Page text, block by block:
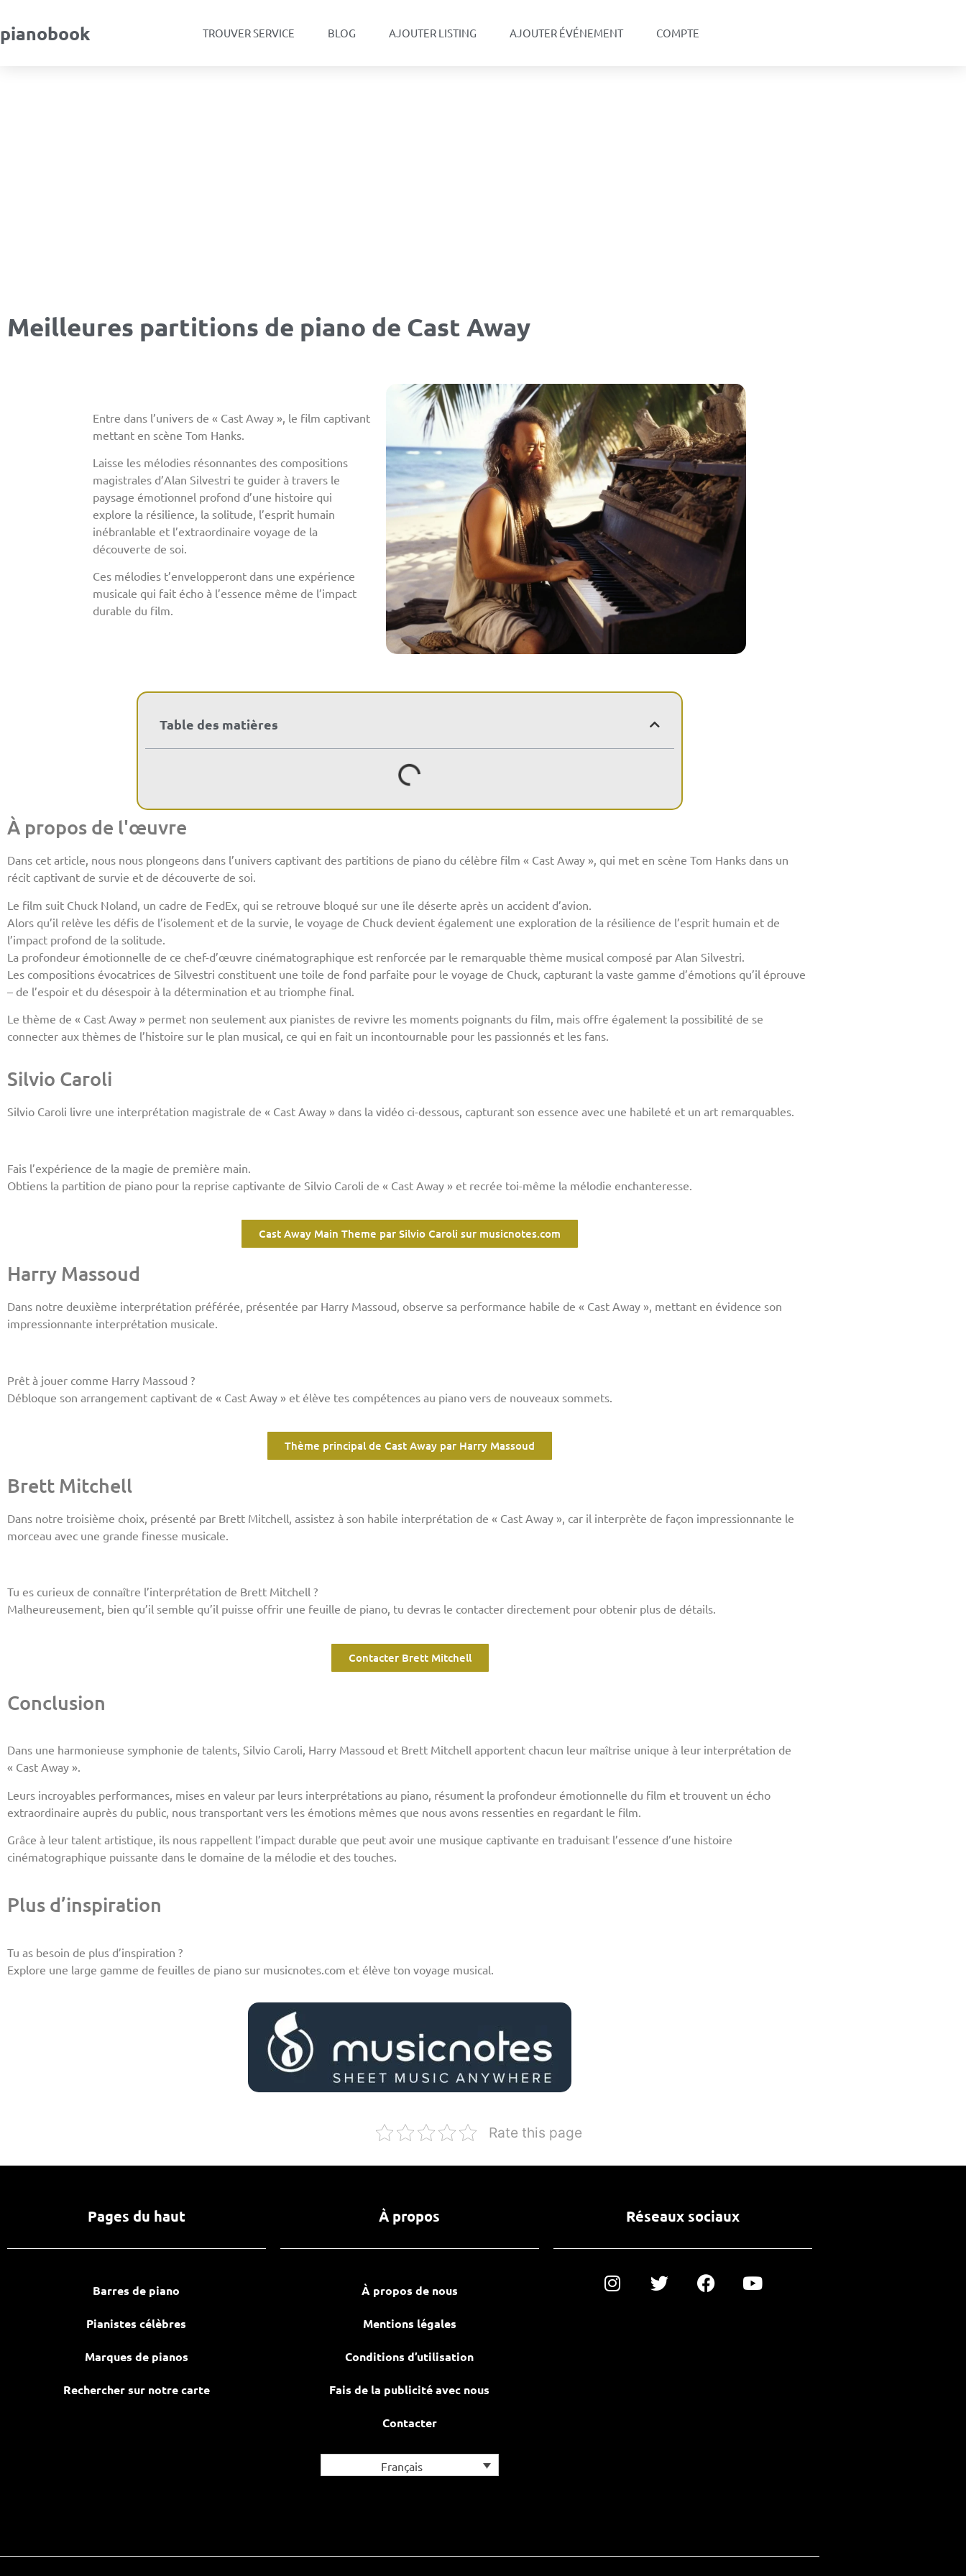
pianobook TROUVER SERVICE BLOG AJOUTER LISTING AJOUTER ÉVÉNEMENT COMPTE
Meilleures partitions de piano de Cast Away
Entre dans l’univers de « Cast Away », le film captivant
mettant en scène Tom Hanks.
Laisse les mélodies résonnantes des compositions
magistrales d’Alan Silvestri te guider à travers le
paysage émotionnel profond d’une histoire qui
explore la résilience, la solitude, l’esprit humain
inébranlable et l’extraordinaire voyage de la
découverte de soi.
Ces mélodies t’envelopperont dans une expérience
musicale qui fait écho à l’essence même de l’impact
durable du film.
Table des matières
À propos de l'œuvre
Dans cet article, nous nous plongeons dans l’univers captivant des partitions de piano du célèbre film « Cast Away », qui met en scène Tom Hanks dans un
récit captivant de survie et de découverte de soi.
Le film suit Chuck Noland, un cadre de FedEx, qui se retrouve bloqué sur une île déserte après un accident d’avion.
Alors qu’il relève les défis de l’isolement et de la survie, le voyage de Chuck devient également une exploration de la résilience de l’esprit humain et de
l’impact profond de la solitude.
La profondeur émotionnelle de ce chef-d’œuvre cinématographique est renforcée par le remarquable thème musical composé par Alan Silvestri.
Les compositions évocatrices de Silvestri constituent une toile de fond parfaite pour le voyage de Chuck, capturant la vaste gamme d’émotions qu’il éprouve
– de l’espoir et du désespoir à la détermination et au triomphe final.
Le thème de « Cast Away » permet non seulement aux pianistes de revivre les moments poignants du film, mais offre également la possibilité de se
connecter aux thèmes de l’histoire sur le plan musical, ce qui en fait un incontournable pour les passionnés et les fans.
Silvio Caroli
Silvio Caroli livre une interprétation magistrale de « Cast Away » dans la vidéo ci-dessous, capturant son essence avec une habileté et un art remarquables.
Fais l’expérience de la magie de première main.
Obtiens la partition de piano pour la reprise captivante de Silvio Caroli de « Cast Away » et recrée toi-même la mélodie enchanteresse.
Cast Away Main Theme par Silvio Caroli sur musicnotes.com
Harry Massoud
Dans notre deuxième interprétation préférée, présentée par Harry Massoud, observe sa performance habile de « Cast Away », mettant en évidence son
impressionnante interprétation musicale.
Prêt à jouer comme Harry Massoud ?
Débloque son arrangement captivant de « Cast Away » et élève tes compétences au piano vers de nouveaux sommets.
Thème principal de Cast Away par Harry Massoud
Brett Mitchell
Dans notre troisième choix, présenté par Brett Mitchell, assistez à son habile interprétation de « Cast Away », car il interprète de façon impressionnante le
morceau avec une grande finesse musicale.
Tu es curieux de connaître l’interprétation de Brett Mitchell ?
Malheureusement, bien qu’il semble qu’il puisse offrir une feuille de piano, tu devras le contacter directement pour obtenir plus de détails.
Contacter Brett Mitchell
Conclusion
Dans une harmonieuse symphonie de talents, Silvio Caroli, Harry Massoud et Brett Mitchell apportent chacun leur maîtrise unique à leur interprétation de
« Cast Away ».
Leurs incroyables performances, mises en valeur par leurs interprétations au piano, résument la profondeur émotionnelle du film et trouvent un écho
extraordinaire auprès du public, nous transportant vers les émotions mêmes que nous avons ressenties en regardant le film.
Grâce à leur talent artistique, ils nous rappellent l’impact durable que peut avoir une musique captivante en traduisant l’essence d’une histoire
cinématographique puissante dans le domaine de la mélodie et des touches.
Plus d’inspiration
Tu as besoin de plus d’inspiration ?
Explore une large gamme de feuilles de piano sur musicnotes.com et élève ton voyage musical.
Rate this page
Pages du haut
Barres de piano
Pianistes célèbres
Marques de pianos
Rechercher sur notre carte
À propos
À propos de nous
Mentions légales
Conditions d’utilisation
Fais de la publicité avec nous
Contacter
Français
Réseaux sociaux